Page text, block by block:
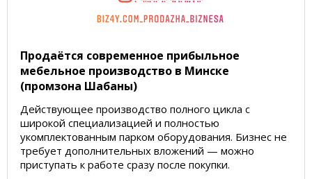
Продаётся современное прибыльное
мебельное производство в Минске
(промзона Шабаны)
Действующее производство полного цикла с
широкой специализацией и полностью
укомплектованным парком оборудования. Бизнес не
требует дополнительных вложений — можно
приступать к работе сразу после покупки.